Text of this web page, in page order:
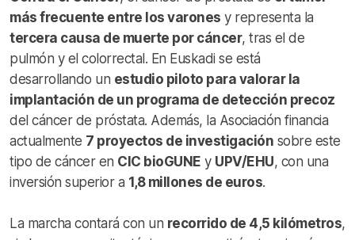
más frecuente entre los varones y representa la
tercera causa de muerte por cáncer, tras el de
pulmón y el colorrectal. En Euskadi se está
desarrollando un estudio piloto para valorar la
implantación de un programa de detección precoz
del cáncer de próstata. Además, la Asociación financia
actualmente 7 proyectos de investigación sobre este
tipo de cáncer en CIC bioGUNE y UPV/EHU, con una
inversión superior a 1,8 millones de euros.
La marcha contará con un recorrido de 4,5 kilómetros,